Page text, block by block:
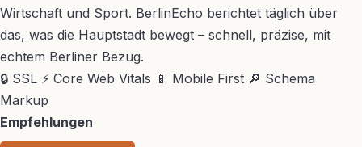
Wirtschaft und Sport. BerlinEcho berichtet täglich über
das, was die Hauptstadt bewegt – schnell, präzise, mit
echtem Berliner Bezug.
🔒 SSL ⚡ Core Web Vitals 📱 Mobile First 🔎 Schema
Markup
Empfehlungen